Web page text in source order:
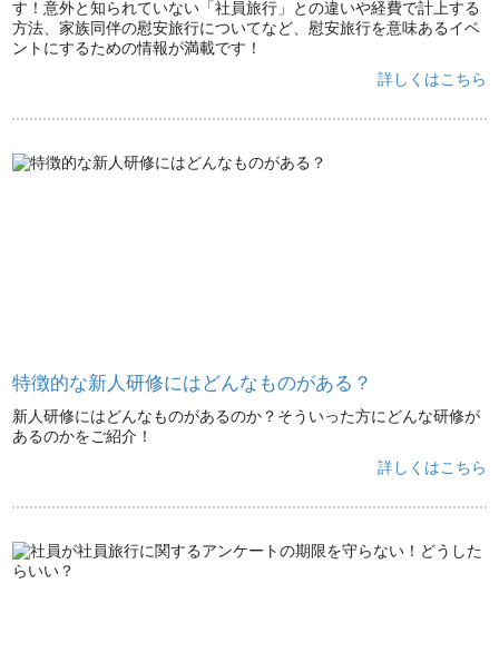
す！意外と知られていない「社員旅行」との違いや経費で計上する
方法、家族同伴の慰安旅行についてなど、慰安旅行を意味あるイベ
ントにするための情報が満載です！
詳しくはこちら
特徴的な新人研修にはどんなものがある？
新人研修にはどんなものがあるのか？そういった方にどんな研修が
あるのかをご紹介！
詳しくはこちら